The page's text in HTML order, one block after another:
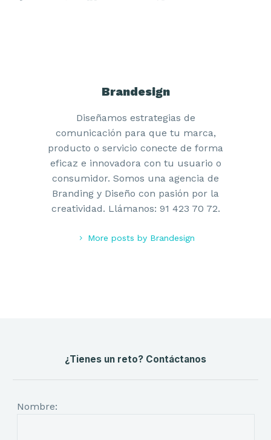
Brandesign
Diseñamos estrategias de
comunicación para que tu marca,
producto o servicio conecte de forma
eficaz e innovadora con tu usuario o
consumidor. Somos una agencia de
Branding y Diseño con pasión por la
creatividad. Llámanos: 91 423 70 72.
More posts by Brandesign
¿Tienes un reto? Contáctanos
Nombre: